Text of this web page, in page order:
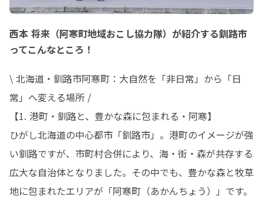
西本 将来（阿寒町地域おこし協力隊）が紹介する釧路市
ってこんなところ！
\ 北海道・釧路市阿寒町：大自然を「非日常」から「日
常」へ変える場所 /
【1. 港町・釧路と、豊かな森に包まれる・阿寒】
ひがし北海道の中心都市「釧路市」。港町のイメージが強
い釧路ですが、市町村合併により、海・街・森が共存する
広大な自治体となりました。その中でも、豊かな森と牧草
地に包まれたエリアが「阿寒町（あかんちょう）」です。